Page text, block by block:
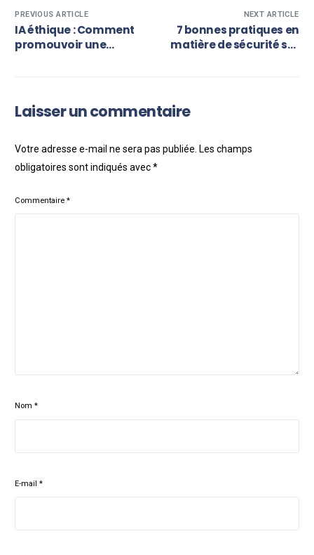
PREVIOUS ARTICLE
IA éthique : Comment
promouvoir une
NEXT ARTICLE
7 bonnes pratiques en
matière de sécurité sur
Laisser un commentaire
Votre adresse e-mail ne sera pas publiée. Les champs
obligatoires sont indiqués avec*
Commentaire*
Nom*
E-mail*